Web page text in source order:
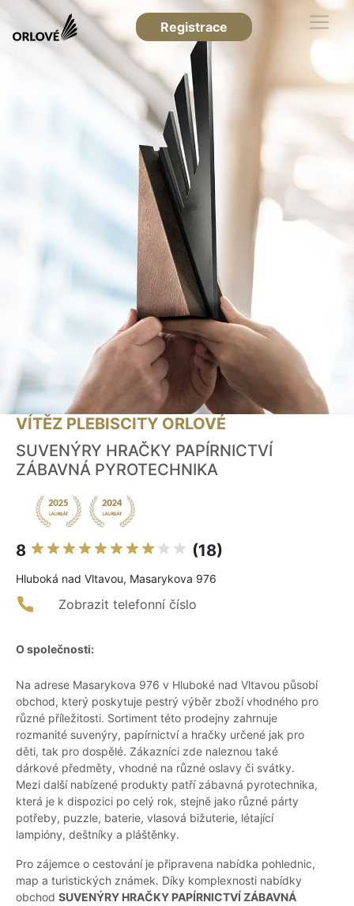
Registrace
VÍTĚZ PLEBISCITY ORLOVÉ
SUVENÝRY HRAČKY PAPÍRNICTVÍ
ZÁBAVNÁ PYROTECHNIKA
8 (18)
Hluboká nad Vltavou, Masarykova 976
Zobrazit telefonní číslo
O společnosti:
Na adrese Masarykova 976 v Hluboké nad Vltavou působí
obchod, který poskytuje pestrý výběr zboží vhodného pro
různé příležitosti. Sortiment této prodejny zahrnuje
rozmanité suvenýry, papírnictví a hračky určené jak pro
děti, tak pro dospělé. Zákazníci zde naleznou také
dárkové předměty, vhodné na různé oslavy či svátky.
Mezi další nabízené produkty patří zábavná pyrotechnika,
která je k dispozici po celý rok, stejně jako různé párty
potřeby, puzzle, baterie, vlasová bižuterie, létající
lampióny, deštníky a pláštěnky.
Pro zájemce o cestování je připravena nabídka pohlednic,
map a turistických známek. Díky komplexnosti nabídky
obchod SUVENÝRY HRAČKY PAPÍRNICTVÍ ZÁBAVNÁ